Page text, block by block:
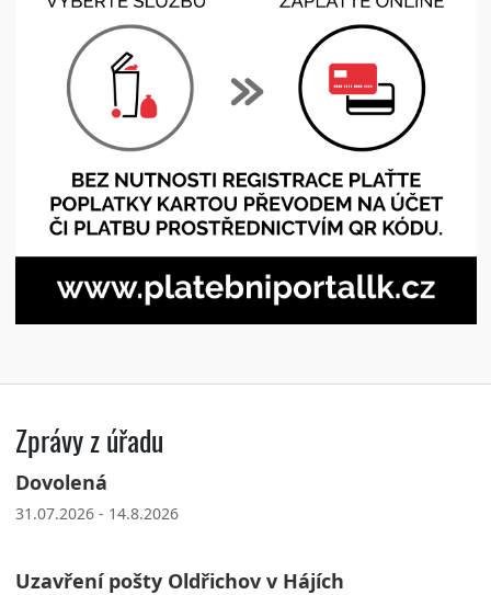
Zprávy z úřadu
Dovolená
31.07.2026 - 14.8.2026
Uzavření pošty Oldřichov v Hájích